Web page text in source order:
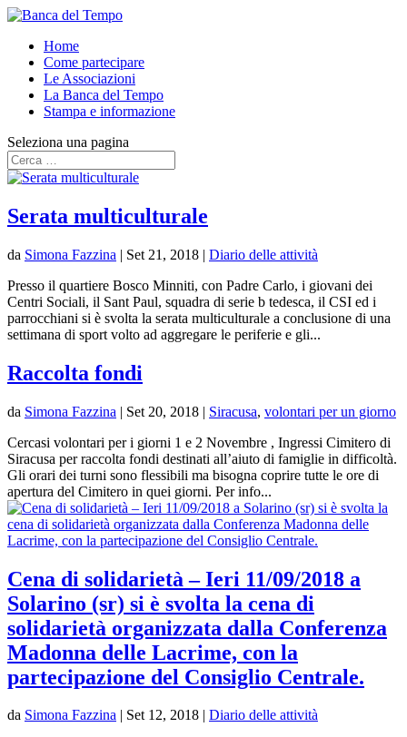
Home
Come partecipare
Le Associazioni
La Banca del Tempo
Stampa e informazione
Seleziona una pagina
Serata multiculturale
da Simona Fazzina | Set 21, 2018 | Diario delle attività
Presso il quartiere Bosco Minniti, con Padre Carlo, i giovani dei
Centri Sociali, il Sant Paul, squadra di serie b tedesca, il CSI ed i
parrocchiani si è svolta la serata multiculturale a conclusione di una
settimana di sport volto ad aggregare le periferie e gli...
Raccolta fondi
da Simona Fazzina | Set 20, 2018 | Siracusa, volontari per un giorno
Cercasi volontari per i giorni 1 e 2 Novembre , Ingressi Cimitero di
Siracusa per raccolta fondi destinati all’aiuto di famiglie in difficoltà.
Gli orari dei turni sono flessibili ma bisogna coprire tutte le ore di
apertura del Cimitero in quei giorni. Per info...
Cena di solidarietà – Ieri 11/09/2018 a
Solarino (sr) si è svolta la cena di
solidarietà organizzata dalla Conferenza
Madonna delle Lacrime, con la
partecipazione del Consiglio Centrale.
da Simona Fazzina | Set 12, 2018 | Diario delle attività